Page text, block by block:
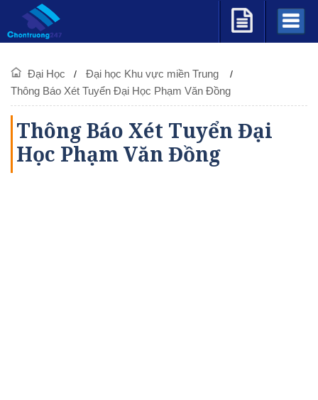
Đại Học
Đại học Khu vực miền Trung
Thông Báo Xét Tuyển Đại Học Phạm Văn Đồng
Thông Báo Xét Tuyển Đại
Học Phạm Văn Đồng